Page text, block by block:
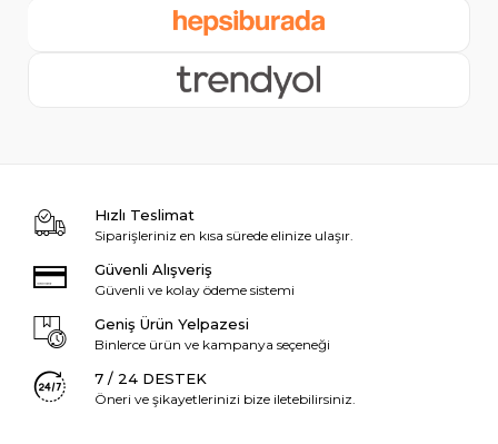
Hızlı Teslimat
Siparişleriniz en kısa sürede elinize ulaşır.
Güvenli Alışveriş
Güvenli ve kolay ödeme sistemi
Geniş Ürün Yelpazesi
Binlerce ürün ve kampanya seçeneği
7 / 24 DESTEK
Öneri ve şikayetlerinizi bize iletebilirsiniz.